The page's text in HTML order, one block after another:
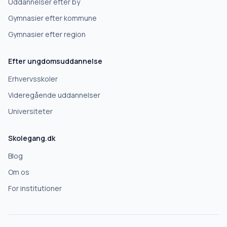
Videregående uddannelse
Gymnasier efter kommune
Gymnasier efter region
Efter ungdomsuddannelse
Erhvervsskoler
Videregående uddannelser
Universiteter
Skolegang.dk
Blog
Om os
For institutioner